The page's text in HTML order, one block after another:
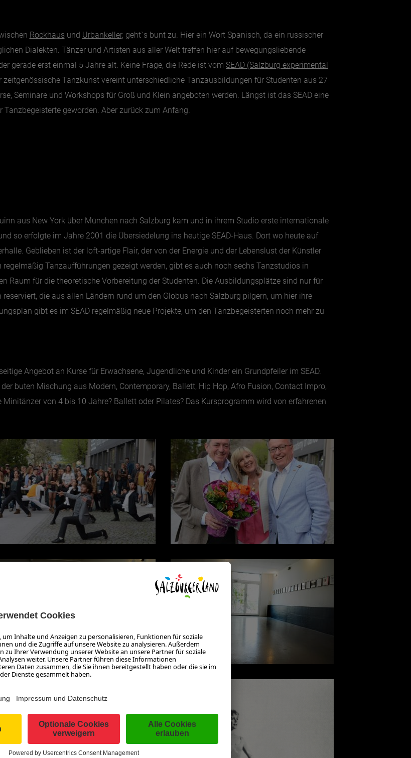
Rockhaus und Urbankeller, geht`s bunt zu. Hier ein Wort Spanisch, da ein russischer
Dialekten. Tänzer und Artisten aus aller Welt treffen hier auf bewegungsliebende
gerade erst einmal 5 Jahre alt. Keine Frage, die Rede ist vom SEAD (Salzburg experimental
zeitgenössische Tanzkunst vereint unterschiedliche Tanzausbildungen für Studenten aus 27
Seminare und Workshops für Groß und Klein angeboten werden. Längst ist das SEAD eine
Tanzbegeisterte geworden. Aber zurück zum Anfang.
aus New York über München nach Salzburg kam und in ihrem Studio erste internationale
so erfolgte im Jahre 2001 die Übersiedelung ins heutige SEAD-Haus. Dort wo heute auf
Geblieben ist der loft-artige Flair, der von der Energie und der Lebenslust der Künstler
Tanzaufführungen gezeigt werden, gibt es auch noch sechs Tanzstudios in
Raum für die theoretische Vorbereitung der Studenten. Die Ausbildungsplätze sind nur für
die aus allen Ländern rund um den Globus nach Salzburg pilgern, um hier ihre
gibt es im SEAD regelmäßig neue Projekte, um den Tanzbegeisterten noch mehr zu
Angebot an Kurse für Erwachsene, Jugendliche und Kinder ein Grundpfeiler im SEAD.
buten Mischung aus Modern, Contemporary, Ballett, Hip Hop, Afro Fusion, Contact Impro,
von 4 bis 10 Jahre? Ballett oder Pilates? Das Kursprogramm wird von erfahrenen